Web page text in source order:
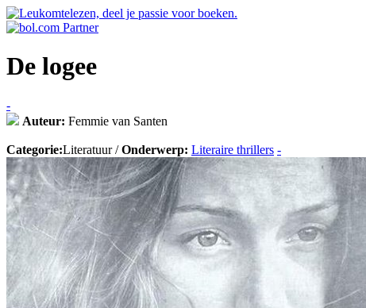
De logee
-
Auteur: Femmie van Santen
Categorie:Literatuur /Onderwerp: Literaire thrillers -